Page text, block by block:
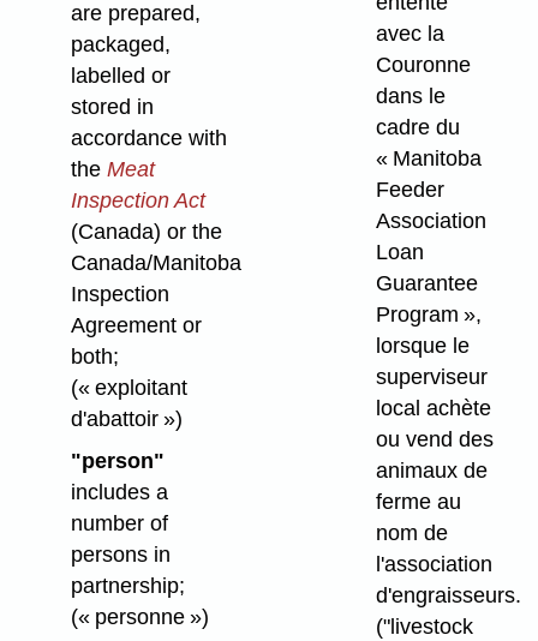
are prepared,
packaged,
labelled or
stored in
accordance with
the Meat
Inspection Act
(Canada) or the
Canada/Manitoba
Inspection
Agreement or
both;
(« exploitant
d'abattoir »)
"person"
includes a
number of
persons in
partnership;
(« personne »)
avec la
Couronne
dans le
cadre du
« Manitoba
Feeder
Association
Loan
Guarantee
Program »,
lorsque le
superviseur
local achète
ou vend des
animaux de
ferme au
nom de
l'association
d'engraisseurs.
("livestock